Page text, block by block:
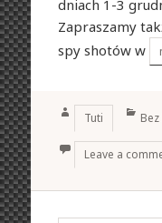
dniach 1-3
Zapraszamy
spy shotów w
Author
Tuti
Leave a